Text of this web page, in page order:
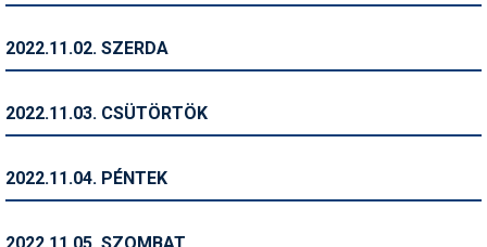
Ingatlan
Kerékpár
2022.11.02. SZERDA
2022.11.03. CSÜTÖRTÖK
2022.11.04. PÉNTEK
2022.11.05. SZOMBAT